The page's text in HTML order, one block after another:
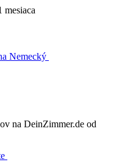
Nemecký
na DeinZimmer.de od